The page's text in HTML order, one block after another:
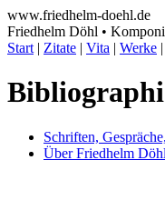
www.friedhelm-doehl.de
Friedhelm Döhl •
Start | Zitate | Vita | Werke |
Schriften,
Über Friedhelm